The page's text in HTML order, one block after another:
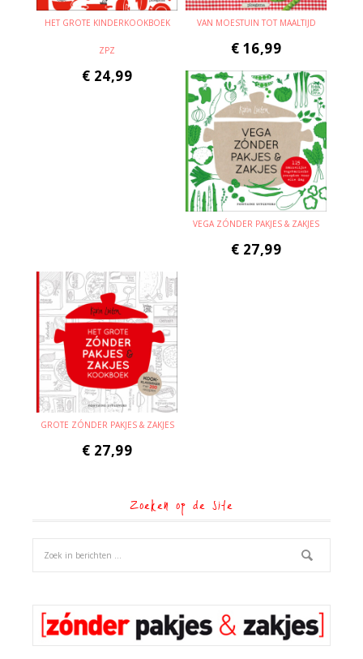
HET GROTE KINDERKOOKBOEK
ZPZ
€ 24,99
VAN MOESTUIN TOT MAALTIJD
€ 16,99
VEGA ZÓNDER PAKJES & ZAKJES
€ 27,99
GROTE ZÓNDER PAKJES & ZAKJES
€ 27,99
Zoeken op de site